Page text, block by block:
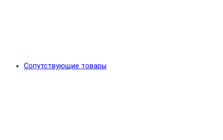
Сопутствующие товары